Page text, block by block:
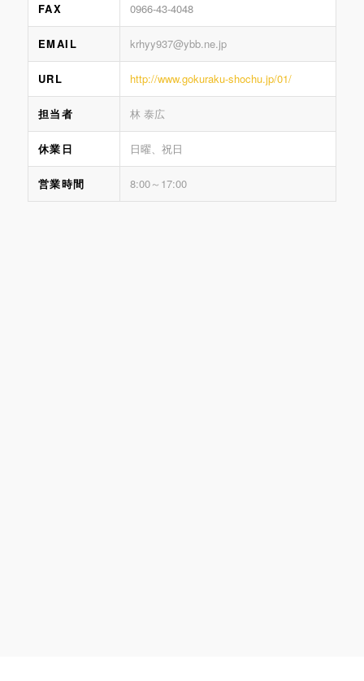
FAX 0966-43-4048
EMAIL krhyy937@ybb.ne.jp
URL http://www.gokuraku-shochu.jp/01/
担当者 林 泰広
休業日 日曜、祝日
営業時間 8:00～17:00